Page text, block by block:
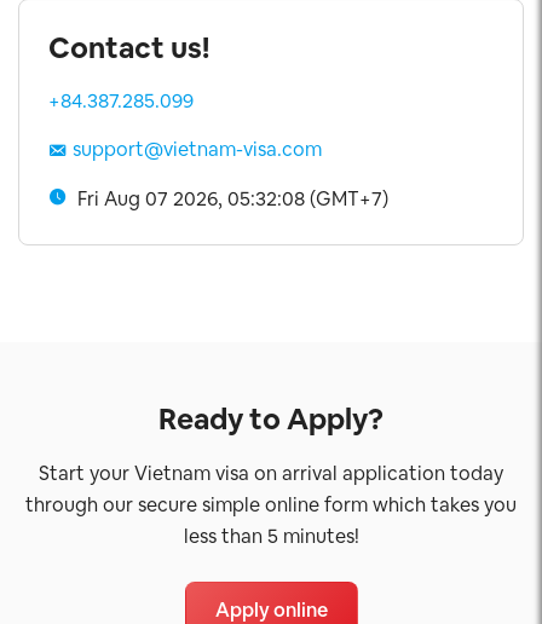
Contact us!
+84.387.285.099
support@vietnam-visa.com
Fri Aug 07 2026, 05:32:08 (GMT+7)
Ready to Apply?
Start your Vietnam visa on arrival application today
through our secure simple online form which takes you
less than 5 minutes!
Apply online